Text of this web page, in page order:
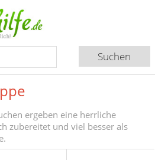
ergeben eine herrliche
zubereitet und viel besser als